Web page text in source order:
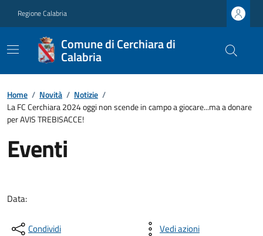
Regione Calabria
Comune di Cerchiara di
Calabria
Home / Novità / Notizie /
La FC Cerchiara 2024 oggi non scende in campo a giocare...ma a donare
per AVIS TREBISACCE!
Eventi
Data:
Condividi Vedi azioni